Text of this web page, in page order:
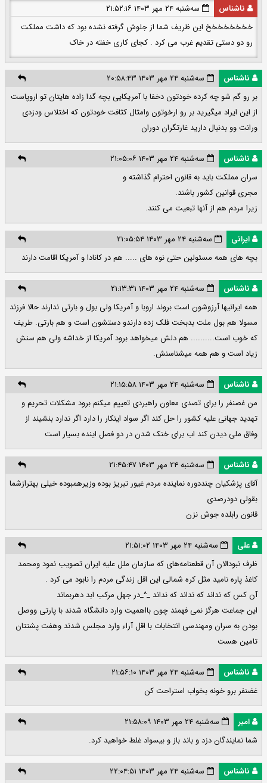
ناشناس
سه‌شنبه ۲۴ مهر ۱۴۰۳ ۲۱:۵۲:۱۶
خخخخخخخخ این ظریف شما از جلوش گرفته نشده بود که داشت مملکت
رو دو دستی تقدیم غرب می کرد . کجای کاری خفته در خاک
ناشناس
سه‌شنبه ۲۴ مهر ۱۴۰۳ ۲۰:۵۸:۴۳
بر رو گم شو چه کرده خودتون دخفا با آمریکایی بچه گدا زاده هایتان تو اروپاست
از این ایراد میگیرید بر رو ارخوتون وامثال کثافت خودتون که اختلاس ودزدی
ورانت وو بدنبال دارید غارتگران دوران
ناشناس
سه‌شنبه ۲۴ مهر ۱۴۰۳ ۲۱:۰۵:۰۶
سران مملکت باید به قانون احترام گذاشته و
مجری قوانین کشور باشند.
زیرا مردم هم از آنها تبعیت می کنند.
ایرانی
سه‌شنبه ۲۴ مهر ۱۴۰۳ ۲۱:۰۵:۵۴
بچه های همه مسئولین حتی نوه های ..... هم در کانادا و آمریکا اقامت دارند
ناشناس
سه‌شنبه ۲۴ مهر ۱۴۰۳ ۲۱:۱۳:۳۱
همه ایرانیها آرزوشون است بروند اروبا و آمریکا ولی بول و بارتی ندارند حالا فرزند
مسولا هم بول ملت بدبخت فلک زده دارندو دستشون است و هم بارتی. طریف
که خوب است.......... هم دلش میخواهد برود آمریکا از خداشه ولی هم سنش
زیاد است و هم همه میشناسنش.
ناشناس
سه‌شنبه ۲۴ مهر ۱۴۰۳ ۲۱:۱۵:۵۸
من غصنفر را برای تصدی معاون راهبردی تعییم میکنم برود مشکلات تحریم و
تهدید جهانی علیه کشور را حل کند اگر سواد اینکار را دارد اگر ندارد بنشیند از
وفاق ملی دیدن کند اب برای خنک شدن در دو فصل اینده بسیار است
ناشناس
سه‌شنبه ۲۴ مهر ۱۴۰۳ ۲۱:۴۵:۴۷
آقای پزشکیان چنددوره نماینده مردم غیور تبریز بوده وزیرهمبوده خیلی بهترازشما
بقولی دودرصدی
قانون رابلده جوش نزن
علی
سه‌شنبه ۲۴ مهر ۱۴۰۳ ۲۱:۵۱:۰۲
ظرف نبودالان آن قطعنامه‌های که سازمان ملل علیه ایران تصویب نمود ومحمد
کاغذ پاره نامید مثل کره شمالی این اقل زندگی مردم را نابود می کرد .
آن کس که نداند که نداند که نداند _^_در جهل مرکب ابد دهربماند
این جماعت هرگز نمی فهمند چون بااهمیت وارد دانشگاه شدند با پارتی ووصل
بودن به سران ومهندسی انتخابات با اقل آراء وارد مجلس شدند وهفت پشتتان
تامین هست
ناشناس
سه‌شنبه ۲۴ مهر ۱۴۰۳ ۲۱:۵۶:۱۰
غضنفر برو خونه بخواب استراحت کن
امیر
سه‌شنبه ۲۴ مهر ۱۴۰۳ ۲۱:۵۸:۰۹
شما نمایندگان دزد و باند باز و بیسواد غلط خواهید کرد.
ناشناس
سه‌شنبه ۲۴ مهر ۱۴۰۳ ۲۲:۰۴:۵۱